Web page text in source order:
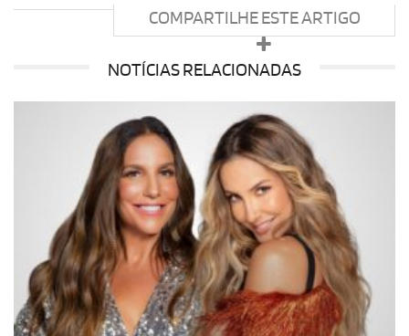
COMPARTILHE ESTE ARTIGO
NOTÍCIAS RELACIONADAS